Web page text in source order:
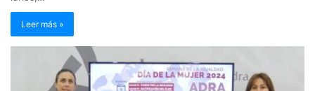
Leer más »